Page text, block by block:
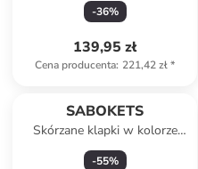
-36%
139,95 zł
Cena producenta: 221,42 zł*
SABOKETS
Skórzane klapki w kolorze
brązowym
-55%